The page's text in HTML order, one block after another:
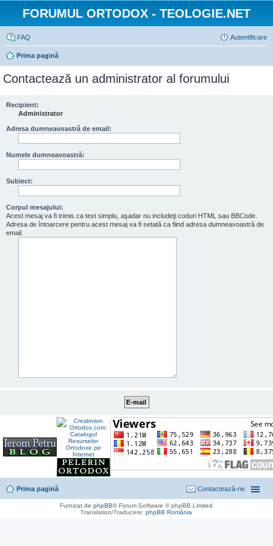
FORUMUL ORTODOX - TEOLOGIE.NET
FAQ Autentificare
Prima pagină
Contactează un administrator al forumului
Recipient:
Administrator
Adresa dumneavoastră de email:
Numele dumneavoastră:
Subiect:
Corpul mesajului:
Acest mesaj va fi trimis ca text simplu, aşadar nu includeţi coduri HTML sau BBCode.
Adresa de întoarcere pentru acest mesaj va fi setată ca fiind adresa dumneavoastră de
email.
Prima pagină Contactează-ne
Furnizat dephpBB® Forum Software © phpBB Limited
Translation/Traducere:phpBB România